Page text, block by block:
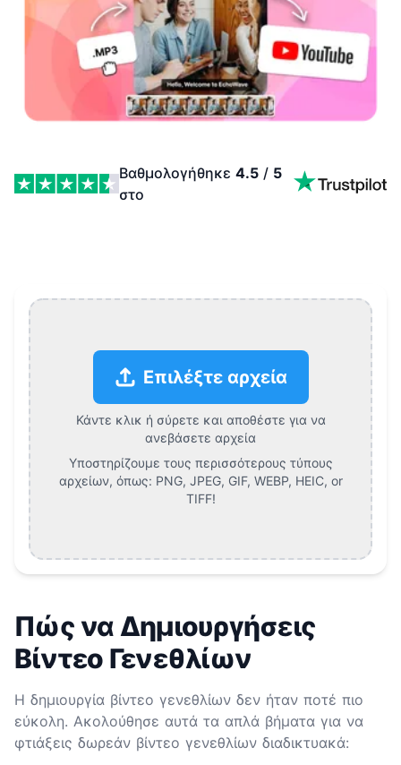
Βαθμολογήθηκε 4.5 / 5
στο
Επιλέξτε αρχεία
Κάντε κλικ ή σύρετε και αποθέστε για να
ανεβάσετε αρχεία
Υποστηρίζουμε τους περισσότερους τύπους
αρχείων, όπως: PNG, JPEG, GIF, WEBP, HEIC, or
TIFF!
Πώς να Δημιουργήσεις
Βίντεο Γενεθλίων
Η δημιουργία βίντεο γενεθλίων δεν ήταν ποτέ πιο
εύκολη. Ακολούθησε αυτά τα απλά βήματα για να
φτιάξεις δωρεάν βίντεο γενεθλίων διαδικτυακά: